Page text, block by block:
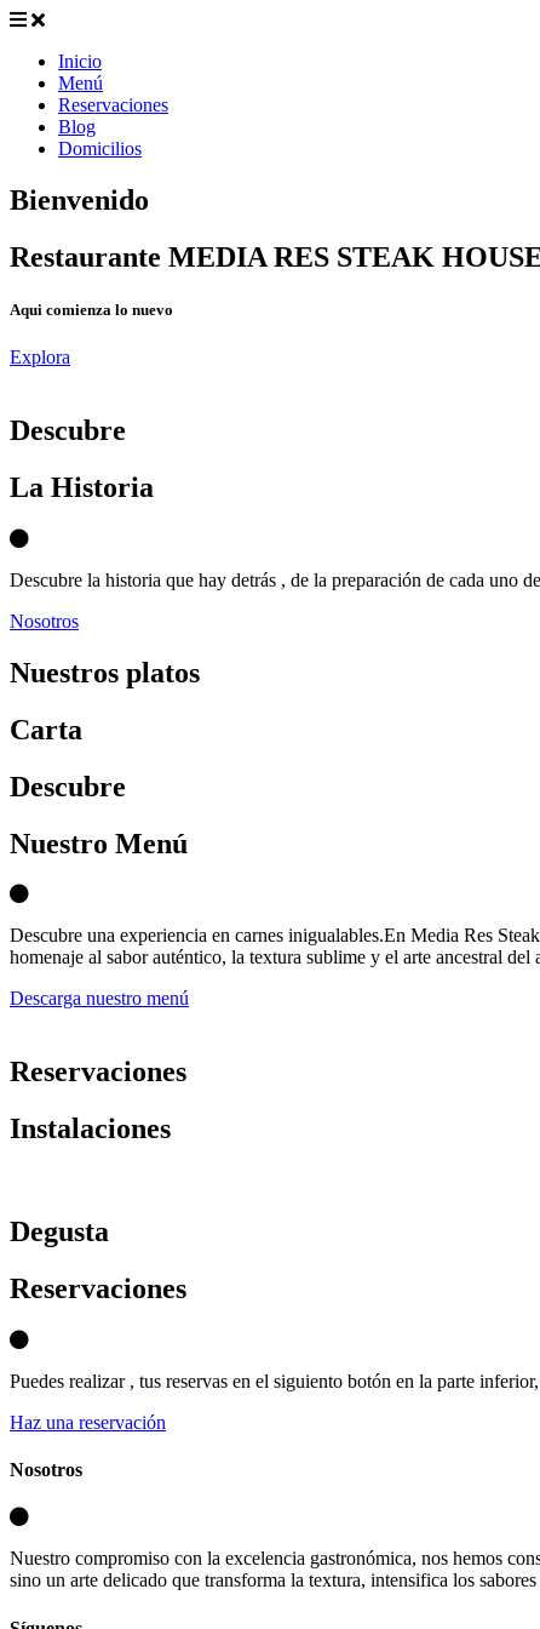
Inicio
Menú
Reservaciones
Blog
Domicilios
Bienvenido
Restaurante MEDIA RES STEAK
Aqui comienza lo nuevo
Explora
Descubre
La Historia
Descubre la historia que hay detrás , de la preparación de cada uno
Nosotros
Nuestros platos
Carta
Descubre
Nuestro Menú
Descubre una experiencia en carnes inigualables.En Media Res
homenaje al sabor auténtico, la textura sublime y el arte ancestral del
Descarga nuestro menú
Reservaciones
Instalaciones
Degusta
Reservaciones
Puedes realizar , tus reservas en el siguiento botón en la parte
Haz una reservación
Nosotros
Nuestro compromiso con la excelencia gastronómica, nos hemos
sino un arte delicado que transforma la textura, intensifica los